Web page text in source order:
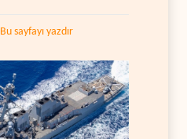
Bu sayfayı yazdır